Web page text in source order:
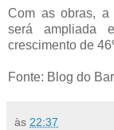
Com as obras, a
será ampliada
crescimento de
Fonte: Blog do
às 22:37